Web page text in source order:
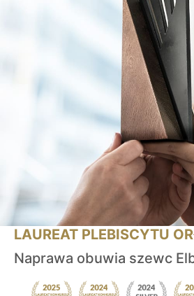
LAUREAT PLEBISCYTU
Naprawa obuwia szewc